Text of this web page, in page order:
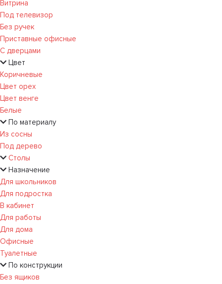
Витрина
Под телевизор
Без ручек
Приставные офисные
С дверцами
Цвет
Коричневые
Цвет орех
Цвет венге
Белые
По материалу
Из сосны
Под дерево
Столы
Назначение
Для школьников
Для подростка
В кабинет
Для работы
Для дома
Офисные
Туалетные
По конструкции
Без ящиков